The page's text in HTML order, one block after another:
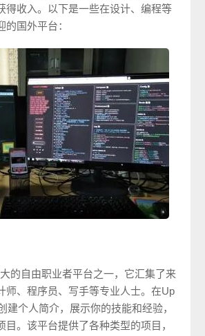
得收入。以下是一些在设计、编程等
国外平台：
的自由职业者平台之一，它汇集了来
师、程序员、写手等专业人士。在Up
建个人简介，展示你的技能和经验，
目。该平台提供了各种类型的项目，